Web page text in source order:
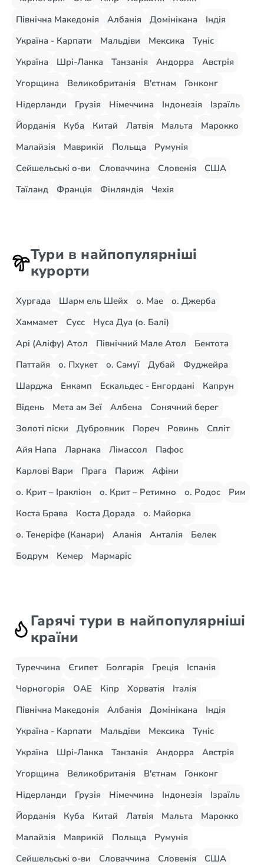
Північна Македонія
Албанія Домінікана
Індія
Україна - Карпати
Мальдіви Мексика
Туніс
Україна
Шрі-Ланка Танзанія Андорра
Австрія
Угорщина
Великобританія В'єтнам
Гонконг
Нідерланди
Грузія Німеччина Індонезія
Ізраїль
Йорданія
Куба Китай Латвія Мальта
Марокко
Малайзія
Маврикій Польща
Румунія
Сейшельські о-ви
Словаччина Словенія
США
Таїланд
Франція Фінляндія Чехія
Тури в найпопулярніші
курорти
Хургада Шарм ель Шейх о. Мае
о. Джерба
Хаммамет
Сусс
Нуса Дуа (о. Балі)
Арі (Аліфу) Атол
Північний Мале Атол
Бентота
Паттайя
о. Пхукет о. Самуї Дубай
Фуджейра
Шарджа
Енкамп Ескальдес - Енгордані
Капрун
Відень
Мета ам Зеї Албена
Сонячний берег
Золоті піски
Дубровник Пореч Ровинь
Спліт
Айя Напа
Ларнака Лімассол
Пафос
Карлові Вари
Прага Париж
Афіни
о. Крит – Іракліон
о. Крит – Ретимно о. Родос
Рим
Коста Брава
Коста Дорада
о. Майорка
о. Тенеріфе (Канари)
Аланія Анталія
Белек
Бодрум
Кемер Мармаріс
Гарячі тури в найпопулярніші
країни
Туреччина Єгипет Болгарія Греція
Іспанія
Чорногорія
ОАЕ Кіпр Хорватія
Італія
Північна Македонія
Албанія Домінікана
Індія
Україна - Карпати
Мальдіви Мексика
Туніс
Україна
Шрі-Ланка Танзанія Андорра
Австрія
Угорщина
Великобританія В'єтнам
Гонконг
Нідерланди
Грузія Німеччина Індонезія
Ізраїль
Йорданія
Куба Китай Латвія Мальта
Марокко
Малайзія
Маврикій Польща
Румунія
Сейшельські о-ви
Словаччина Словенія
США